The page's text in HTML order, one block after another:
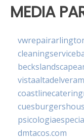
MEDIA
dmtacos.com